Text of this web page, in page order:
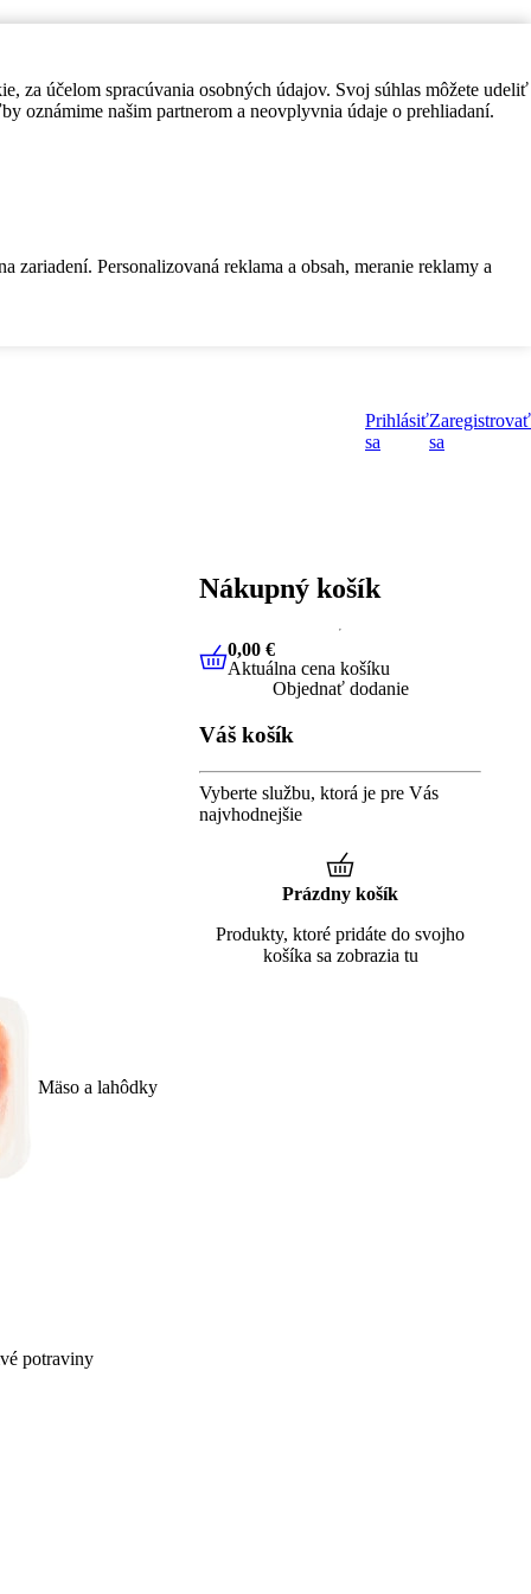
za účelom spracúvania osobných údajov. Svoj súhlas môžete udeliť
oznámime našim partnerom a neovplyvnia údaje o prehliadaní.
Personalizovaná reklama a obsah, meranie reklamy a
Prihlásiť
sa
Zaregistrovať
sa
Mäso a lahôdky
potraviny
Nákupný košík
0,00 €Aktuálna cena košíku
0,00 €
Aktuálna cena košíku
Objednať dodanie
Váš košík
Vyberte službu, ktorá je pre Vás
najvhodnejšie
Prázdny košík
Produkty, ktoré pridáte do svojho
košíka sa zobrazia tu